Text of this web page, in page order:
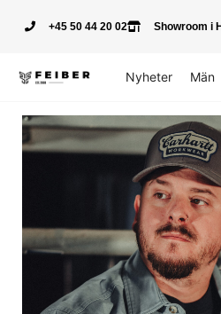
+45 50 44 20 02 Showroom i
Nyheter Män